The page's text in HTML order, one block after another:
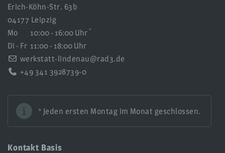
Erich-Köhn-Str. 63b
04177 Leipzig
Mo
10:00 - 16:00 Uhr *
Di - Fr 11:00 - 18:00 Uhr
werkstatt-lindenau@rad3.de
+49 341 3928739-0
* Jeden ersten Montag im Monat geschlossen.
Kontakt Basis